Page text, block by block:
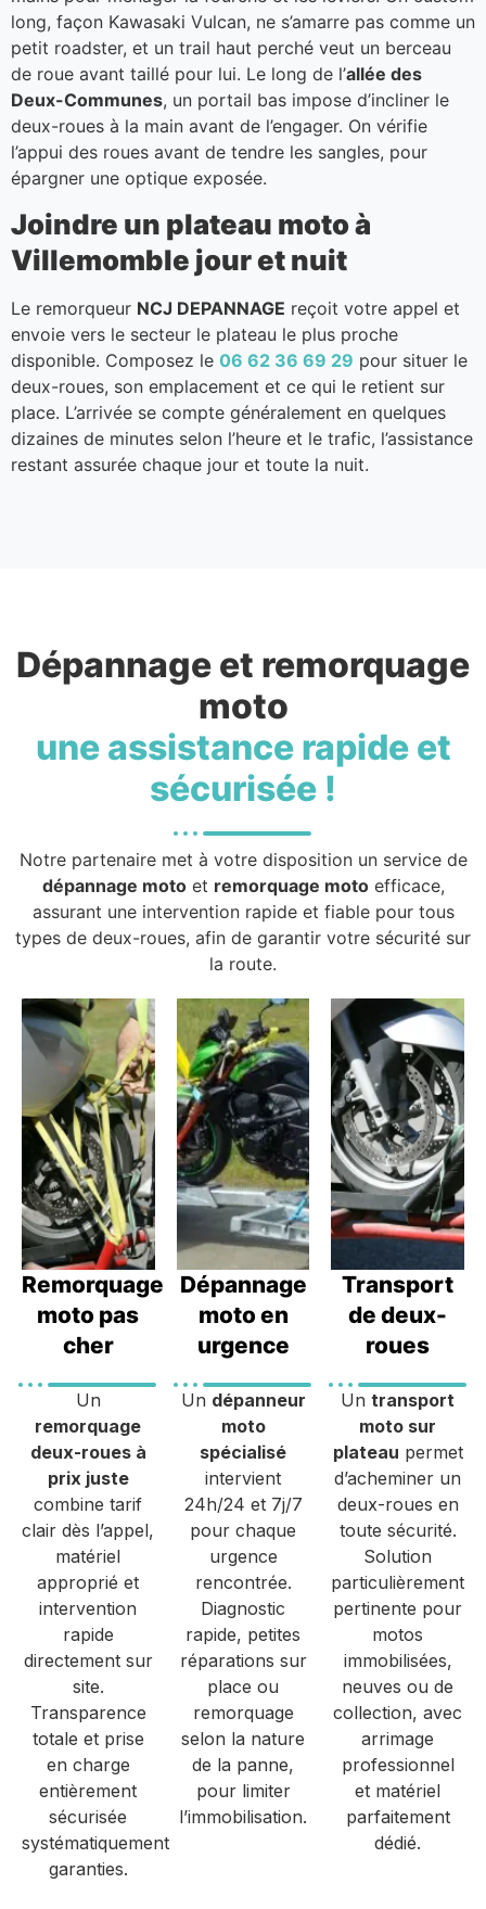
long, façon Kawasaki Vulcan, ne s’amarre pas comme un
petit roadster, et un trail haut perché veut un berceau
de roue avant taillé pour lui. Le long de l’allée des
Deux-Communes, un portail bas impose d’incliner le
deux-roues à la main avant de l’engager. On vérifie
l’appui des roues avant de tendre les sangles, pour
épargner une optique exposée.
Joindre un plateau moto à
Villemomble jour et nuit
Le remorqueur NCJ DEPANNAGE reçoit votre appel et
envoie vers le secteur le plateau le plus proche
disponible. Composez le 06 62 36 69 29 pour situer le
deux-roues, son emplacement et ce qui le retient sur
place. L’arrivée se compte généralement en quelques
dizaines de minutes selon l’heure et le trafic, l’assistance
restant assurée chaque jour et toute la nuit.
Dépannage et remorquage
moto
une assistance rapide et
sécurisée !
Notre partenaire met à votre disposition un service de
dépannage motoet remorquage motoefficace,
assurant une intervention rapide et fiable pour tous
types de deux-roues, afin de garantir votre sécurité sur
la route.
Remorquage
moto pas
cher
Un
remorquage
deux-roues à
prix juste
combine tarif
clair dès l’appel,
matériel
approprié et
intervention
rapide
directement sur
site.
Transparence
totale et prise
en charge
entièrement
sécurisée
systématiquement
garanties.
Dépannage
moto en
urgence
Un dépanneur
moto
spécialisé
intervient
24h/24 et 7j/7
pour chaque
urgence
rencontrée.
Diagnostic
rapide, petites
réparations sur
place ou
remorquage
selon la nature
de la panne,
pour limiter
l’immobilisation.
Transport
de deux-
roues
Untransport
moto sur
plateau permet
d’acheminer un
deux-roues en
toute sécurité.
Solution
particulièrement
pertinente pour
motos
immobilisées,
neuves ou de
collection, avec
arrimage
professionnel
et matériel
parfaitement
dédié.